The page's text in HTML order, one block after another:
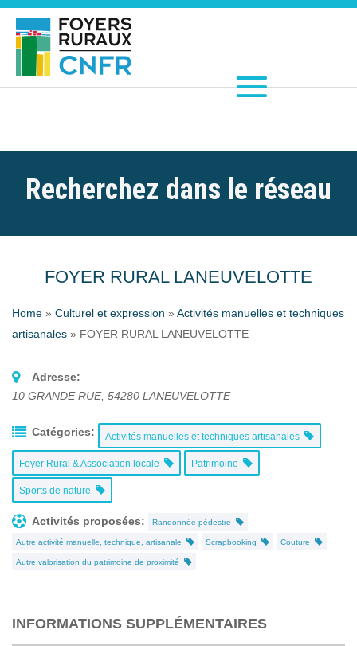
Recherchez dans le réseau
FOYER RURAL LANEUVELOTTE
Home » Culturel et expression » Activités manuelles et techniques
artisanales » FOYER RURAL LANEUVELOTTE
Adresse:
10 GRANDE RUE, 54280 LANEUVELOTTE
Catégories: Activités manuelles et techniques artisanales
Foyer Rural & Association locale Patrimoine
Sports de nature
Activités proposées: Randonnée pédestre
Autre activité manuelle, technique, artisanale Scrapbooking Couture
Autre valorisation du patrimoine de proximité
INFORMATIONS SUPPLÉMENTAIRES